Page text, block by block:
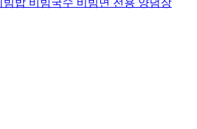
밥 비빔국수 비빔면 전용 양념장